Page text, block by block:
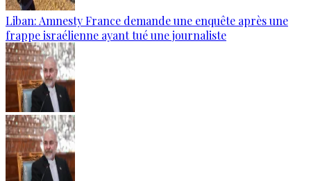
Liban: Amnesty France demande une enquête après une
frappe israélienne ayant tué une journaliste